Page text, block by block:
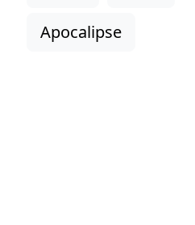
Apocalipse